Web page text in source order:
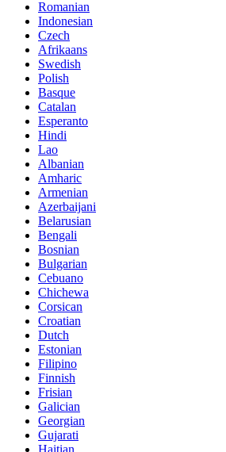
Romanian
Indonesian
Czech
Afrikaans
Swedish
Polish
Basque
Catalan
Esperanto
Hindi
Lao
Albanian
Amharic
Armenian
Azerbaijani
Belarusian
Bengali
Bosnian
Bulgarian
Cebuano
Chichewa
Corsican
Croatian
Dutch
Estonian
Filipino
Finnish
Frisian
Galician
Georgian
Gujarati
Haitian